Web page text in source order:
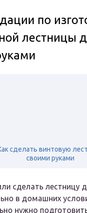
по
лестницы
сделать винтовую
своими руками
сделать лестницу
в домашних
нужно